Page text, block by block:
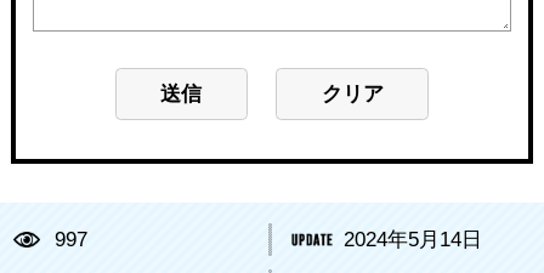
997 2024年5月14日